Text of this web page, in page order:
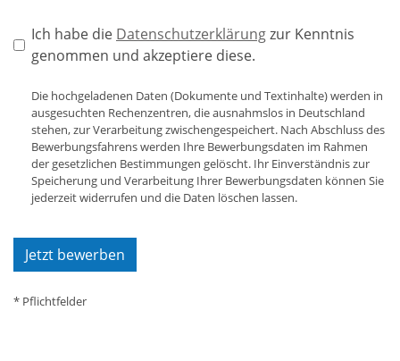
Ich habe die Datenschutzerklärungzur Kenntnis
genommen und akzeptiere diese.
Die hochgeladenen Daten (Dokumente und Textinhalte) werden in
ausgesuchten Rechenzentren, die ausnahmslos in Deutschland
stehen, zur Verarbeitung zwischengespeichert. Nach Abschluss des
Bewerbungsfahrens werden Ihre Bewerbungsdaten im Rahmen
der gesetzlichen Bestimmungen gelöscht. Ihr Einverständnis zur
Speicherung und Verarbeitung Ihrer Bewerbungsdaten können Sie
jederzeit widerrufen und die Daten löschen lassen.
* Pflichtfelder